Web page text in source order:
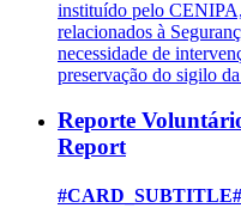
instituído pelo
relacionados à
necessidade de
preservação do sigilo
Reporte
Report
#CARD_SUBTITLE#